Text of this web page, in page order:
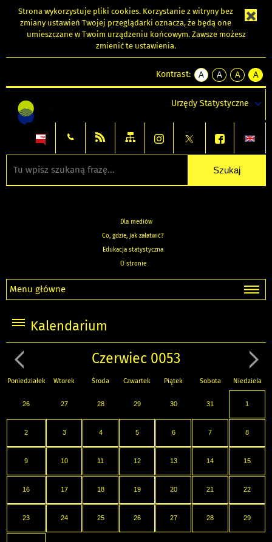
Strona wykorzystuje pliki cookies. Korzystanie z witryny bez
zmiany ustawień Twojej przeglądarki oznacza, że będą one
umieszczane w Twoim urządzeniu końcowym. Zawsze możesz
zmienić te ustawienia.
Kontrast:
A
kontrast
A
kontrast
tekst
czarnym
A
kontrast
tekst
czarnym
A
tekst
żółtym
Urzędy Statystyczne
Dla mediów
Co, gdzie, jak załatwić?
Edukacja statystyczna
O stronie
Menu główne
Kalendarium
Czerwiec 0053
Poniedziałek Wtorek Środa Czwartek Piątek Sobota Niedziela
26 27 28 29 30 31 1
2 3 4 5 6 7 8
9 10 11 12 13 14 15
16 17 18 19 20 21 22
23 24 25 26 27 28 29